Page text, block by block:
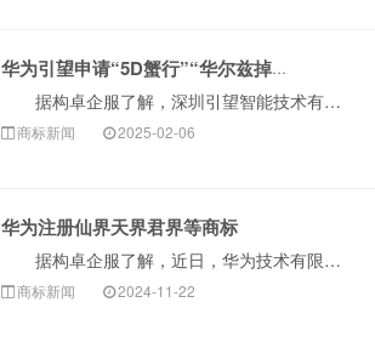
华为引望申请“5D蟹行”“华尔兹掉头”商标
据构卓企服了解，深圳引望智能技术有限公司（华为关联公司）于今年1月申请注册“5D蟹行”和“华尔兹掉头”商标，涵盖运输工具、网站服务、通讯服务等类别···
商标新闻 2025-02-06
华为注册仙界天界君界等商标
据构卓企服了解，近日，华为技术有限公司“仙界”、“天界”、“君界”、“峥界”等商标注册成功，国际分类均为运输工具，已申请商品类别均包含电动汽车、汽···
商标新闻 2024-11-22